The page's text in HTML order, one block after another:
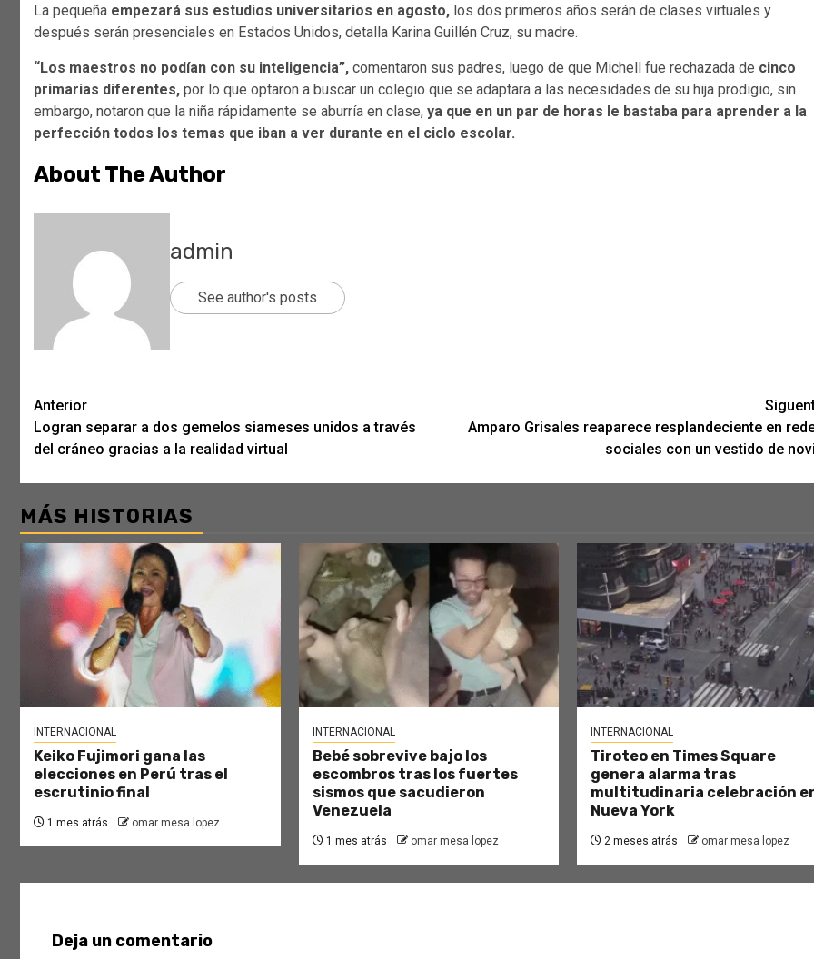
La pequeña empezará sus estudios universitarios en agosto, los dos primeros años serán de clases virtuales y
después serán presenciales en Estados Unidos, detalla Karina Guillén Cruz, su madre.
“Los maestros no podían con su inteligencia”, comentaron sus padres, luego de que Michell fue rechazada de cinco
primarias diferentes, por lo que optaron a buscar un colegio que se adaptara a las necesidades de su hija prodigio, sin
embargo, notaron que la niña rápidamente se aburría en clase, ya que en un par de horas le bastaba para aprender a la
perfección todos los temas que iban a ver durante en el ciclo escolar.
About The Author
admin
See author's posts
Post
navigation
Anterior
Logran separar a dos gemelos siameses unidos a través
del cráneo gracias a la realidad virtual
Amparo Grisales reaparece resplandeciente en
sociales con un vestido de
MÁS HISTORIAS
INTERNACIONAL
Keiko Fujimori gana las
elecciones en Perú tras el
escrutinio final
1 mes atrás omar mesa lopez
INTERNACIONAL
Bebé sobrevive bajo los
escombros tras los fuertes
sismos que sacudieron
Venezuela
1 mes atrás omar mesa lopez
INTERNACIONAL
Tiroteo en Times Square
genera alarma tras
multitudinaria celebración
Nueva York
2 meses atrás omar mesa lopez
Deja un comentario